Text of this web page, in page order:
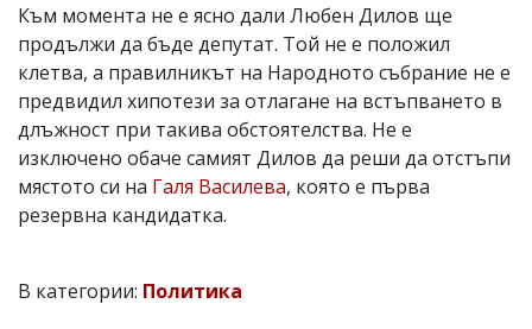
Към момента не е ясно дали Любен Дилов ще
продължи да бъде депутат. Той не е положил
клетва, а правилникът на Народното събрание не е
предвидил хипотези за отлагане на встъпването в
длъжност при такива обстоятелства. Не е
изключено обаче самият Дилов да реши да отстъпи
мястото си на Галя Василева, която е първа
резервна кандидатка.
В категории: Политика